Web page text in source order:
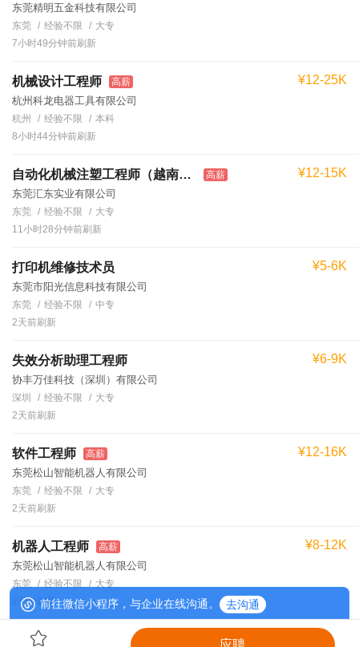
应聘
东莞精明五金科技有限公司
东莞 经验不限
大专
7小时49分钟前刷新
机械设计工程师 高薪
杭州科龙电器工具有限公司
¥12-25K
杭州 经验不限
本科
8小时44分钟前刷新
自动化机械注塑工程师（越南工作） 高薪
东莞汇东实业有限公司
¥12-15K
东莞 经验不限
大专
11小时28分钟前刷新
打印机维修技术员
东莞市阳光信息科技有限公司
¥5-6K
东莞 经验不限
中专
2天前刷新
失效分析助理工程师
协丰万佳科技（深圳）有限公司
¥6-9K
深圳 经验不限
大专
2天前刷新
软件工程师 高薪
东莞松山智能机器人有限公司
¥12-16K
东莞 经验不限
大专
2天前刷新
机器人工程师 高薪
东莞松山智能机器人有限公司
¥8-12K
东莞 经验不限
大专
2天前刷新前往微信小程序，与企业在线沟通。 去沟通